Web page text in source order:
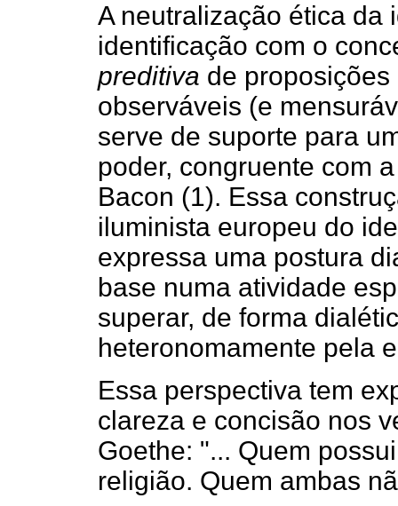
A neutralização ética da
identificação com o
preditiva de
observáveis (e
serve de suporte para
poder, congruente com
Bacon (1). Essa
iluminista europeu do
expressa uma postura
base numa atividade
superar, de forma
heteronomamente pela
Essa perspectiva tem
clareza e concisão nos
Goethe: "... Quem
religião. Quem ambas